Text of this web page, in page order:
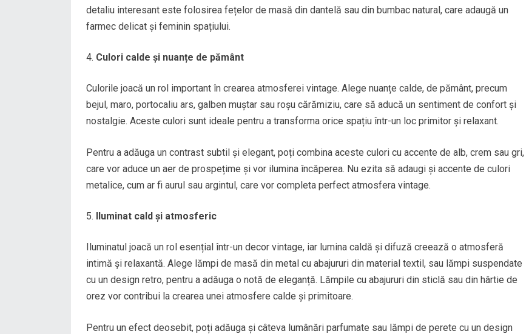
detaliu interesant este folosirea fețelor de masă din dantelă sau din bumbac natural, care adaugă un
farmec delicat și feminin spațiului.
Culori calde și nuanțe de pământ
Culorile joacă un rol important în crearea atmosferei vintage. Alege nuanțe calde, de pământ, precum
bejul, maro, portocaliu ars, galben muștar sau roșu cărămiziu, care să aducă un sentiment de confort și
nostalgie. Aceste culori sunt ideale pentru a transforma orice spațiu într-un loc primitor și relaxant.
Pentru a adăuga un contrast subtil și elegant, poți combina aceste culori cu accente de alb, crem sau gri,
care vor aduce un aer de prospețime și vor ilumina încăperea. Nu ezita să adaugi și accente de culori
metalice, cum ar fi aurul sau argintul, care vor completa perfect atmosfera vintage.
Iluminat cald și atmosferic
Iluminatul joacă un rol esențial într-un decor vintage, iar lumina caldă și difuză creează o atmosferă
intimă și relaxantă. Alege lămpi de masă din metal cu abajururi din material textil, sau lămpi suspendate
cu un design retro, pentru a adăuga o notă de eleganță. Lămpile cu abajururi din sticlă sau din hârtie de
orez vor contribui la crearea unei atmosfere calde și primitoare.
Pentru un efect deosebit, poți adăuga și câteva lumânări parfumate sau lămpi de perete cu un design